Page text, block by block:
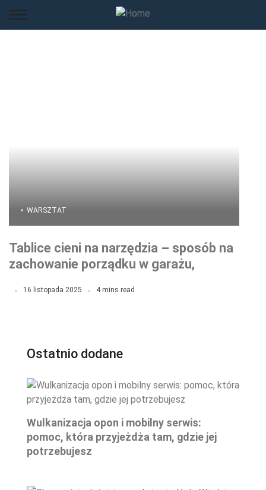
WARSZTAT
Tablice cieni na narzędzia – sposób na
zachowanie porządku w garażu,
16 listopada 2025 4 mins read
Ostatnio dodane
Wulkanizacja opon i mobilny serwis:
pomoc, która przyjeżdża tam, gdzie jej
potrzebujesz